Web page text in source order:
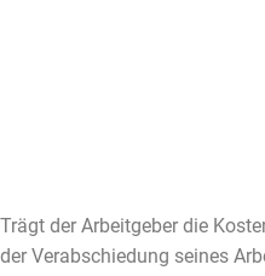
Trägt der Arbeitgeber die
der Verabschiedung seines